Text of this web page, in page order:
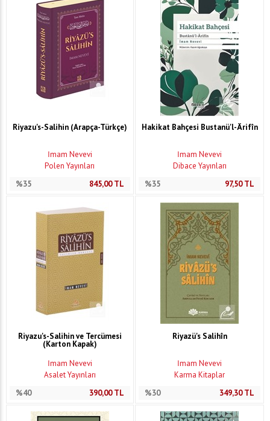
Riyazu's-Salihin (Arapça-Türkçe)
İmam Nevevi
Polen Yayınları
%35
845,00TL
Hakikat Bahçesi Bustanü'l-Ârifîn
İmam Nevevi
Dibace Yayınları
%35
97,50TL
Riyazu's-Salihin ve Tercümesi
(Karton Kapak)
İmam Nevevi
Asalet Yayınları
%40
390,00TL
Riyazü's Salihîn
İmam Nevevi
Karma Kitaplar
%30
349,30TL